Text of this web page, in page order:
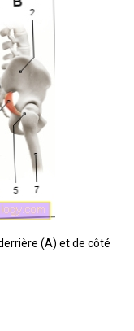
(A) et de côté